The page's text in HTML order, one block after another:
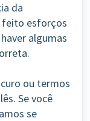
da
feito esforços
algumas
ou termos
Se você
se